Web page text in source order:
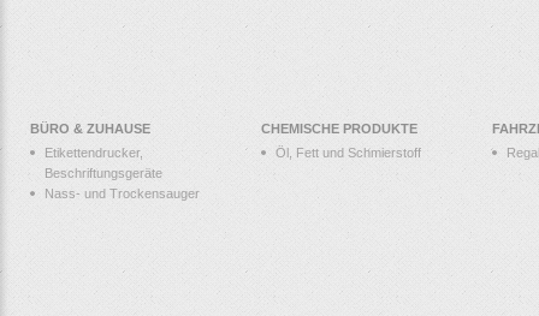
BÜRO & ZUHAUSE
Etikettendrucker,
Beschriftungsgeräte
Nass- und Trockensauger
CHEMISCHE PRODUKTE
Öl, Fett und Schmierstoff